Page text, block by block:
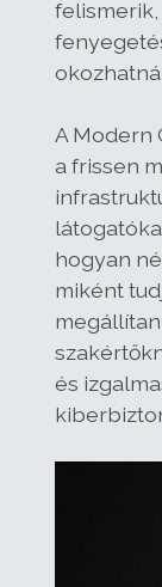
felismerik,
A Modern
a frissen
hogyan
miként
és